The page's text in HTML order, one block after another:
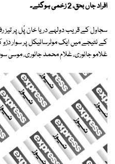
افراد جاں بحق، 2 زخمی ہوگئے۔
غلامو جانوری، غلام محمد جانوری، موسیٰ